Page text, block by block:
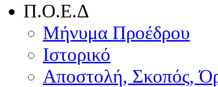
Π.Ο.Ε.Δ
Μήνυμα Προέδρου
Ιστορικό
Αποστολή, Σκοπός,